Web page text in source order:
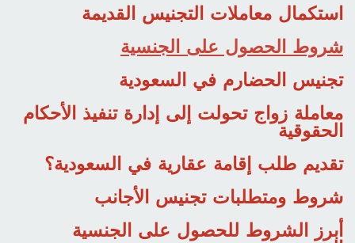
استكمال معاملات التجنيس القديمة
شروط الحصول على الجنسية
تجنيس الحضارم في السعودية
معاملة زواج تحولت إلى إدارة تنفيذ الأحكام
الحقوقية
تقديم طلب إقامة عقارية في السعودية؟
شروط ومتطلبات تجنيس الأجانب
أبرز الشروط للحصول على الجنسية